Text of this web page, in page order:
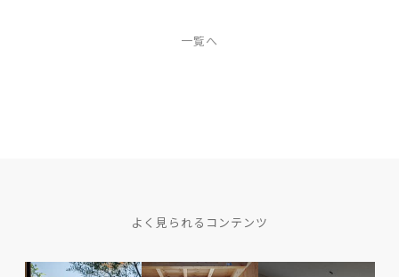
一覧へ
よく見られるコンテンツ